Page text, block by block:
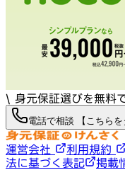
\ 身元保証選びを無料
電話で相談 【こちらを
運営会社 利用規約
法に基づく表記
掲載